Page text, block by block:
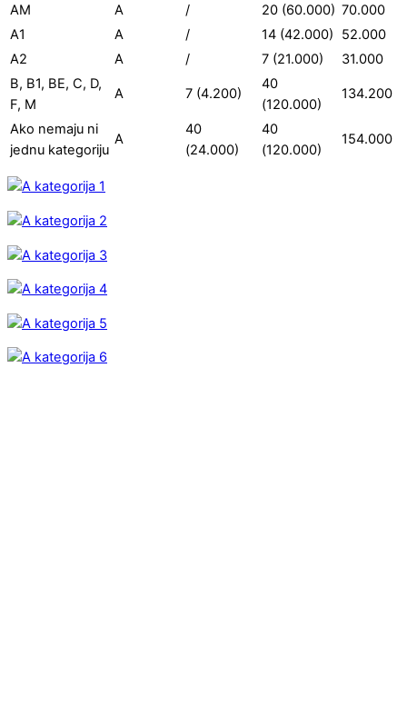
AM A / 20 (60.000) 70.000
A1
A / 14 (42.000)
52.000
A2
A / 7 (21.000)
31.000
B, B1, BE, C, D,
F, M
A 7 (4.200)
40
(120.000)
134.200
Ako nemaju ni
jednu kategoriju
A
40
(24.000)
40
(120.000)
154.000